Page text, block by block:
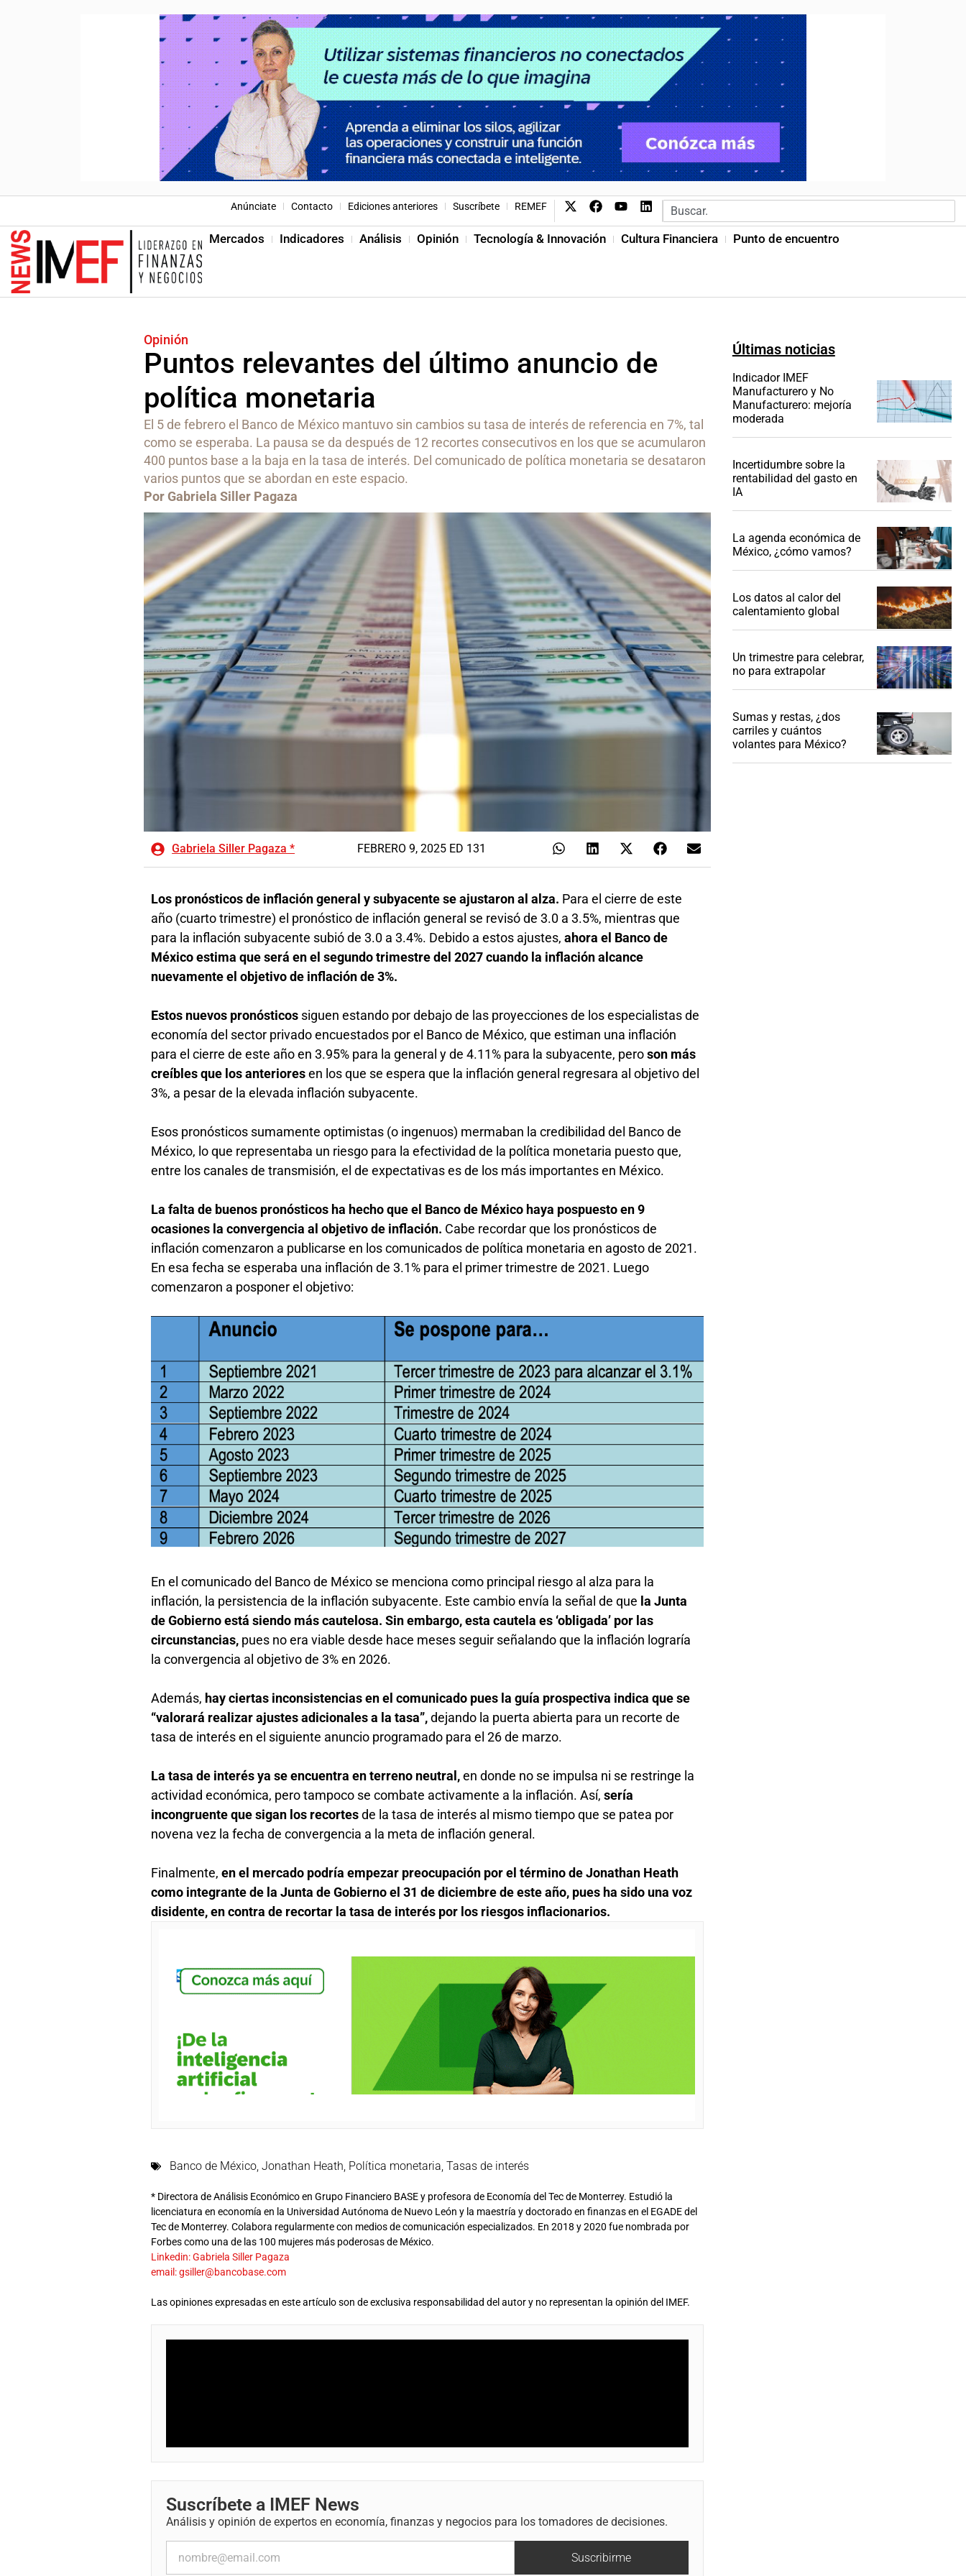
Anúnciate Contacto Ediciones anteriores Suscríbete REMEF
Mercados Indicadores Análisis Opinión Tecnología & Innovación Cultura Financiera Punto de encuentro
Opinión
Puntos relevantes del último anuncio de
política monetaria
El 5 de febrero el Banco de México mantuvo sin cambios su tasa de interés de referencia en 7%, tal
como se esperaba. La pausa se da después de 12 recortes consecutivos en los que se acumularon
400 puntos base a la baja en la tasa de interés. Del comunicado de política monetaria se desataron
varios puntos que se abordan en este espacio.
Por Gabriela Siller Pagaza
Gabriela Siller Pagaza * FEBRERO 9, 2025 ED 131
Los pronósticos de inflación general y subyacente se ajustaron al alza. Para el cierre de este
año (cuarto trimestre) el pronóstico de inflación general se revisó de 3.0 a 3.5%, mientras que
para la inflación subyacente subió de 3.0 a 3.4%. Debido a estos ajustes,ahora el Banco de
México estima que será en el segundo trimestre del 2027 cuando la inflación alcance
nuevamente el objetivo de inflación de 3%.
Estos nuevos pronósticos siguen estando por debajo de las proyecciones de los especialistas de
economía del sector privado encuestados por el Banco de México, que estiman una inflación
para el cierre de este año en 3.95% para la general y de 4.11% para la subyacente, peroson más
creíbles que los anterioresen los que se espera que la inflación general regresara al objetivo del
3%, a pesar de la elevada inflación subyacente.
Esos pronósticos sumamente optimistas (o ingenuos) mermaban la credibilidad del Banco de
México, lo que representaba un riesgo para la efectividad de la política monetaria puesto que,
entre los canales de transmisión, el de expectativas es de los más importantes en México.
La falta de buenos pronósticos ha hecho que el Banco de México haya pospuesto en 9
ocasiones la convergencia al objetivo de inflación. Cabe recordar que los pronósticos de
inflación comenzaron a publicarse en los comunicados de política monetaria en agosto de 2021.
En esa fecha se esperaba una inflación de 3.1% para el primer trimestre de 2021. Luego
comenzaron a posponer el objetivo:
En el comunicado del Banco de México se menciona como principal riesgo al alza para la
inflación, la persistencia de la inflación subyacente. Este cambio envía la señal de que la Junta
de Gobierno está siendo más cautelosa. Sin embargo, esta cautela es ‘obligada’ por las
circunstancias, pues no era viable desde hace meses seguir señalando que la inflación lograría
la convergencia al objetivo de 3% en 2026.
Además, hay ciertas inconsistencias en el comunicado pues la guía prospectiva indica que se
“valorará realizar ajustes adicionales a la tasa”,dejando la puerta abierta para un recorte de
tasa de interés en el siguiente anuncio programado para el 26 de marzo.
La tasa de interés ya se encuentra en terreno neutral,en donde no se impulsa ni se restringe la
actividad económica, pero tampoco se combate activamente a la inflación. Así,sería
incongruente que sigan los recortesde la tasa de interés al mismo tiempo que se patea por
novena vez la fecha de convergencia a la meta de inflación general.
Finalmente,en el mercado podría empezar preocupación por el término de Jonathan Heath
como integrante de la Junta de Gobierno el 31 de diciembre de este año, pues ha sido una voz
disidente, en contra de recortar la tasa de interés por los riesgos inflacionarios.
Banco de México ,Jonathan Heath Política monetaria ,Tasas de interés
* Directora de Análisis Económico en Grupo Financiero BASE y profesora de Economía del Tec de Monterrey. Estudió la
licenciatura en economía en la Universidad Autónoma de Nuevo León y la maestría y doctorado en finanzas en el EGADE del
Tec de Monterrey. Colabora regularmente con medios de comunicación especializados. En 2018 y 2020 fue nombrada por
Forbes como una de las 100 mujeres más poderosas de México.
Linkedin: Gabriela Siller Pagaza
email: gsiller@bancobase.com
Las opiniones expresadas en este artículo son de exclusiva responsabilidad del autor y no representan la opinión del IMEF.
Suscríbete a IMEF News
Análisis y opinión de expertos en economía, finanzas y negocios para los tomadores de decisiones.
Suscribirme
Últimas noticias
Indicador IMEF
Manufacturero y No
Manufacturero: mejoría
moderada
Incertidumbre sobre la
rentabilidad del gasto en
IA
La agenda económica de
México, ¿cómo vamos?
Los datos al calor del
calentamiento global
Un trimestre para celebrar,
no para extrapolar
Sumas y restas, ¿dos
carriles y cuántos
volantes para México?